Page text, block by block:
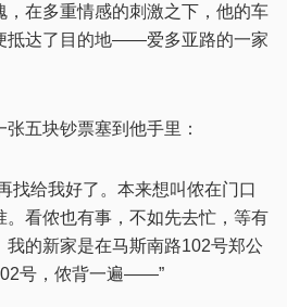
，在多重情感的刺激之下，他的车
抵达了目的地——爱多亚路的一家
五块钞票塞到他手里：
找给我好了。本来想叫侬在门口
。看侬也有事，不如先去忙，等有
我的新家是在马斯南路102号郑公
号，侬背一遍——”